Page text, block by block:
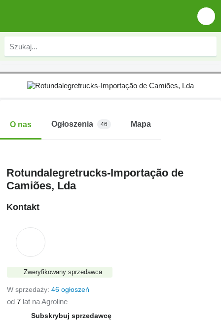
O nas Ogłoszenia 46 Mapa
Rotundalegretrucks-Importação de
Camiões, Lda
Kontakt
Zweryfikowany sprzedawca
W sprzedaży: 46 ogłoszeń
od 7 lat na Agroline
Subskrybuj sprzedawcę